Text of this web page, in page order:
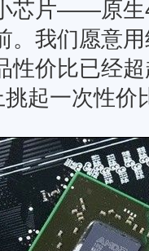
芯片——原生
。我们愿意
性价比已经
起一次性价